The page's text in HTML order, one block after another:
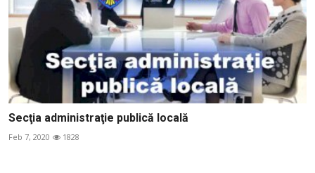
Secţia administraţie publică locală
Feb 7, 2020 1828